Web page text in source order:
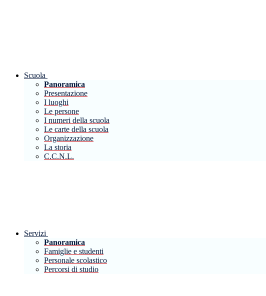
Scuola
Panoramica
Presentazione
I luoghi
Le persone
I numeri della scuola
Le carte della scuola
Organizzazione
La storia
C.C.N.L.
Servizi
Panoramica
Famiglie e studenti
Personale scolastico
Percorsi di studio